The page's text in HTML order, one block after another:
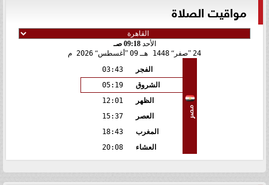
مواقيت الصلاة
الأحد09:18 صـ
24 صفر 1448 هـ 09 أغسطس 2026 م
مصر
الفجر
03:43
الشروق
05:19
الظهر
12:01
العصر
15:37
المغرب
18:43
العشاء
20:08